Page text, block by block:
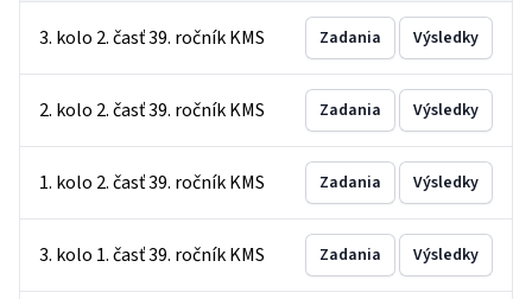
3. kolo 2. časť 39. ročník KMS Zadania Výsledky
2. kolo 2. časť 39. ročník KMS Zadania Výsledky
1. kolo 2. časť 39. ročník KMS Zadania Výsledky
3. kolo 1. časť 39. ročník KMS Zadania Výsledky